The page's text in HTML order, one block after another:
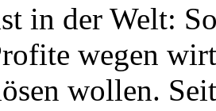
in der Welt:
wegen
wollen.